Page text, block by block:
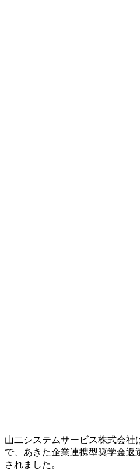
山二システムサービス株式会社
で、あきた企業連携型奨学金
されました。